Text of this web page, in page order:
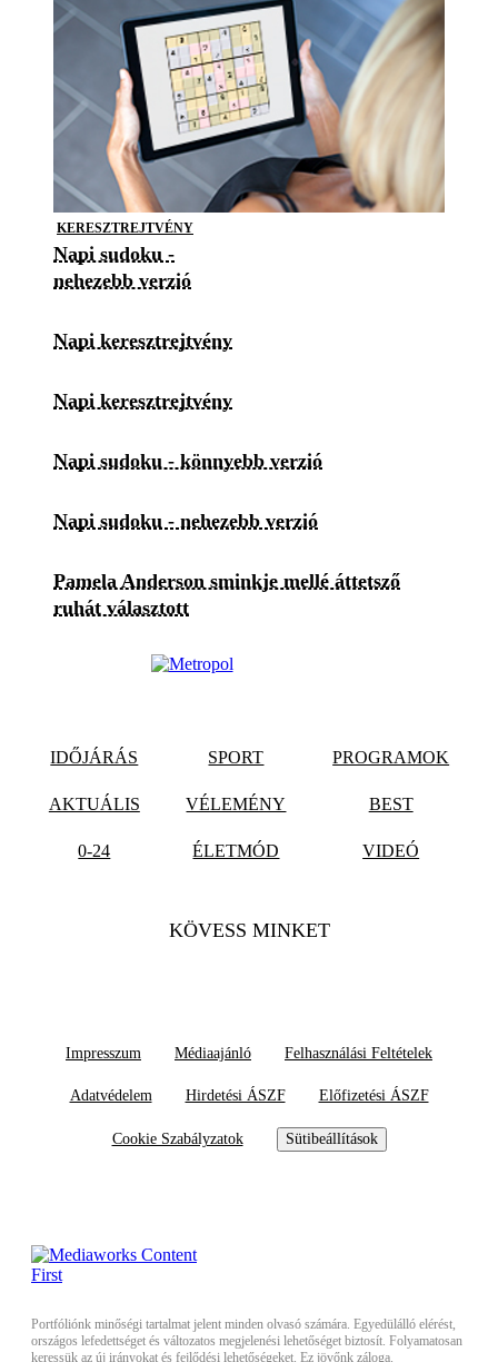
KERESZTREJTVÉNY
Napi sudoku -
nehezebb verzió
Napi keresztrejtvény
Napi keresztrejtvény
Napi sudoku - könnyebb verzió
Napi sudoku - nehezebb verzió
Pamela Anderson sminkje mellé áttetsző
ruhát választott
IDŐJÁRÁS SPORT PROGRAMOK
AKTUÁLIS VÉLEMÉNY BEST
0-24 ÉLETMÓD VIDEÓ
KÖVESS MINKET
Impresszum Médiaajánló Felhasználási Feltételek
Adatvédelem Hirdetési ÁSZF Előfizetési ÁSZF
Cookie Szabályzatok Sütibeállítások
Portfóliónk minőségi tartalmat jelent minden olvasó számára. Egyedülálló elérést,
országos lefedettséget és változatos megjelenési lehetőséget biztosít. Folyamatosan
keressük az új irányokat és fejlődési lehetőségeket. Ez jövőnk záloga.